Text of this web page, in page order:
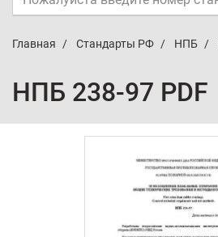
Главная Стандарты РФ НПБ
НПБ 238-97 PDF